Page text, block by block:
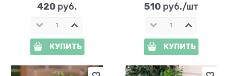
420 руб.
КУПИТЬ
510 руб./шт
КУПИТЬ